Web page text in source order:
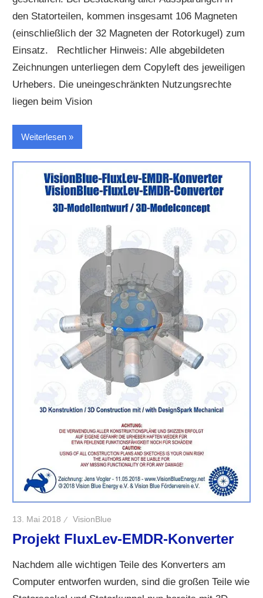
den Statorteilen, kommen insgesamt 106 Magneten
(einschließlich der 32 Magneten der Rotorkugel) zum
Einsatz. Rechtlicher Hinweis: Alle abgebildeten
Zeichnungen unterliegen dem Copyleft des jeweiligen
Urhebers. Die uneingeschränkten Nutzungsrechte
liegen beim Vision
Weiterlesen
13. Mai 2018 VisionBlue
Projekt FluxLev-EMDR-Konverter
Nachdem alle wichtigen Teile des Konverters am
Computer entworfen wurden, sind die großen Teile wie